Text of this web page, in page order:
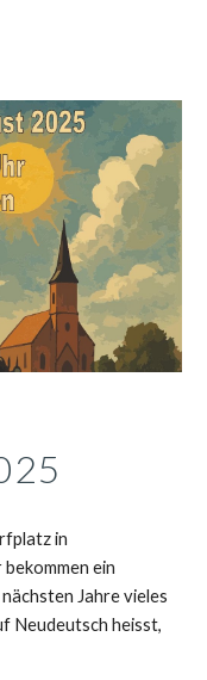
in
ein
Jahre vieles
Neudeutsch heisst,